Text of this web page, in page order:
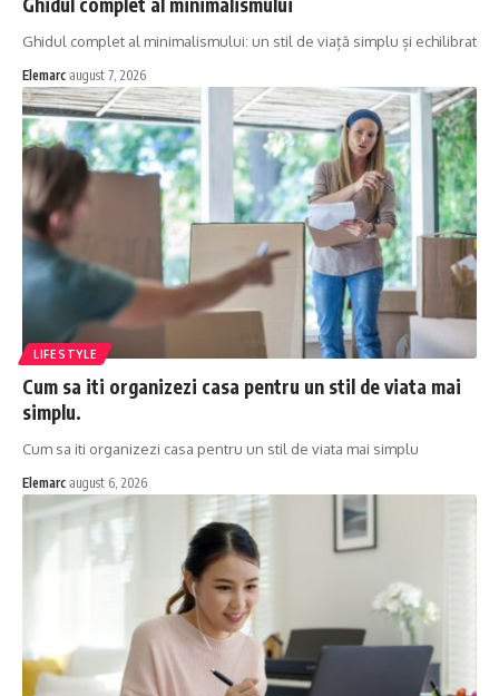
Ghidul complet al minimalismului: un stil de viață simplu și echilibrat
Elemarc august 7, 2026
LIFESTYLE
Cum sa iti organizezi casa pentru un stil de viata mai
simplu.
Cum sa iti organizezi casa pentru un stil de viata mai simplu
Elemarc august 6, 2026